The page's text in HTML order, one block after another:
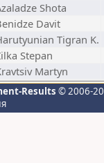
Shota
Davit
Tigran K.
Stepan
Martyn
Results © 2006-